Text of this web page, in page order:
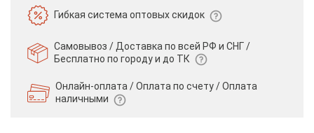
Гибкая системаоптовых скидок
Самовывоз / Доставка по всей РФ и СНГ /
Бесплатно по городу и до ТК
Онлайн-оплата / Оплата по счету /Оплата
наличными